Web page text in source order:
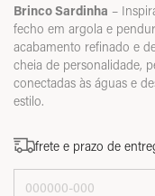
Brinco Sardinha –
fecho em argola e
acabamento refinado e
cheia de personalidade,
conectadas às águas e
estilo.
frete e prazo de
Entregas para o CEP: